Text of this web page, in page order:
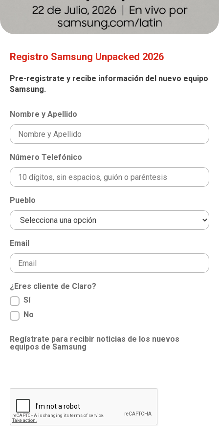
Registro Samsung Unpacked 2026
Pre-registrate y recibe información del nuevo equipo
Samsung.
Nombre y Apellido
Número Telefónico
Pueblo
Email
¿Eres cliente de Claro?
Sí
No
Regístrate para recibir noticias de los nuevos
equipos de Samsung